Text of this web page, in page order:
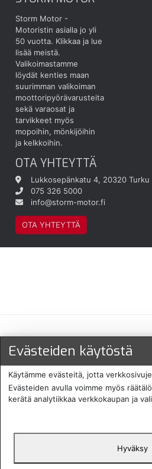
Storm Motor -
Motoristin asialla jo yli
50 vuotta. Klikkaa ja lue
lisää meistä.
Valikoimastamme
löydät kenties maan
suurimman valikoiman
moottoripyörävarusteita
sekä varaosat ja
tarvikkeet myös
mopoihin, mönkijöihin
ja kelkkoihin.
OTA YHTEYTTÄ
Lukkosepänkatu 4, 20320 Turku
075 326 5000
info@storm-motor.fi
OTA YHTEYTTÄ
Maksu- ja
Protecomp Copyright 2024.
Evästeiden käytöstä
Käytämme evästeitä, jotta
Evästeiden avulla voimme myös
kerätä analytiikkaa verkkokaupan ja
Hyväksy